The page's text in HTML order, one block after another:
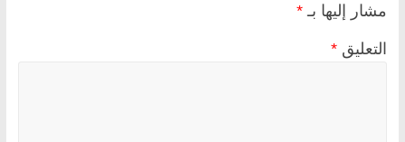
مشار إليها بـ *
التعليق *